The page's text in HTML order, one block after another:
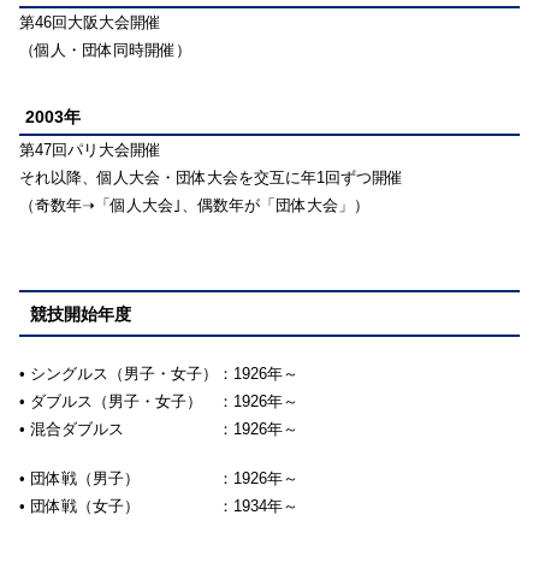
第46回大阪大会開催
（個人・団体同時開催）
2003年
第47回パリ大会開催
それ以降、個人大会・団体大会を交互に年1回ずつ開催
（奇数年➝「個人大会｣、偶数年が「団体大会」）
競技開始年度
• シングルス（男子・女子）：1926年～
• ダブルス（男子・女子） ：1926年～
• 混合ダブルス ：1926年～
• 団体戦（男子） ：1926年～
• 団体戦（女子） ：1934年～